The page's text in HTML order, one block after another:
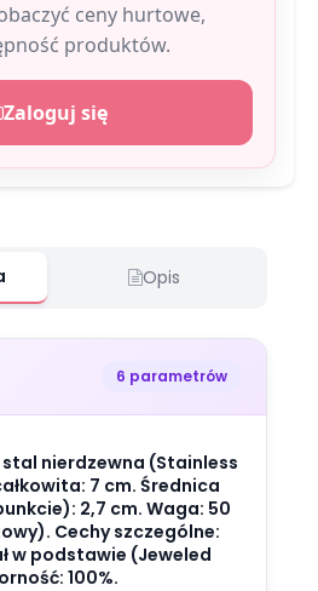
ceny hurtowe,
produktów.
Zaloguj się
Opis
6 parametrów
nierdzewna (Stainless
7 cm. Średnica
2,7 cm. Waga: 50
Cechy szczególne:
w podstawie (Jeweled
100%.